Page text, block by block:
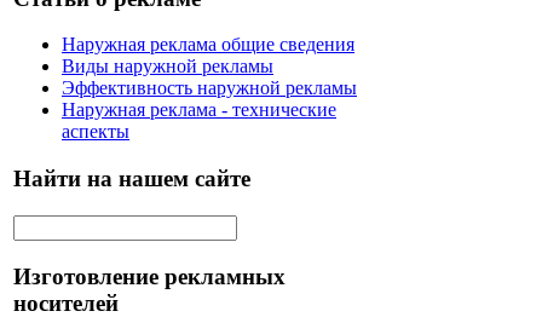
Наружная реклама общие сведения
Виды наружной рекламы
Эффективность наружной рекламы
Наружная реклама - технические
аспекты
Найти на нашем сайте
Изготовление рекламных
носителей